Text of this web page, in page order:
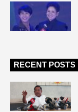
RECENT POSTS